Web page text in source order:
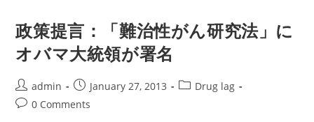
政策提言：「難治性がん研究法」に
オバマ大統領が署名
Post
author:
admin
Post
published:
January 27, 2013
PostDrug lag
Post0 Comments